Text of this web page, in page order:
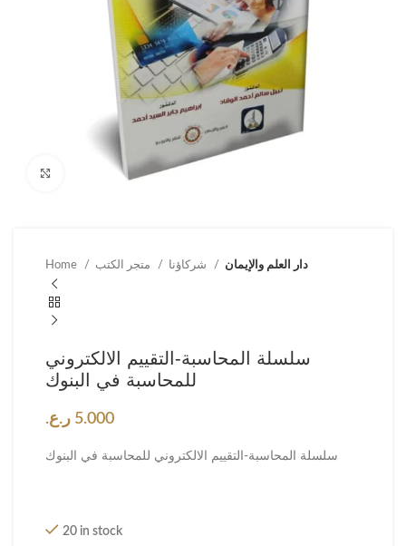
Click to enlarge
Home دار العلم والإيمان
سلسلة المحاسبة-التقييم الالكتروني
للمحاسبة في البنوك
5.000 ر.ع.
سلسلة المحاسبة-التقييم الالكتروني للمحاسبة في البنوك
20 in stock